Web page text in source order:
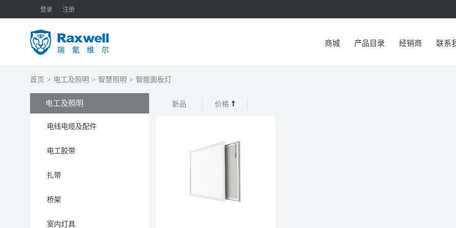
登录 注册
商城 产品目录 经销商 联系
首页 > 电工及照明 > 智慧照明 > 智能面板灯
电工及照明
电线电缆及配件
电工胶带
扎带
桥架
室内灯具
新品 价格